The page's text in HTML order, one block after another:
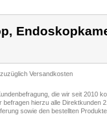
Versandkosten
die wir seit 2010
hierzu alle Direktkunden
sowie den bestellten